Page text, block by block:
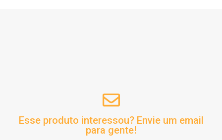
Esse produto interessou? Envie um email
para gente!